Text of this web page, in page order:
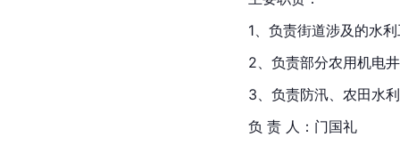
1、负责街道涉及的水
2、负责部分农用机电
3、负责防汛、农田水
负 责 人：门国礼